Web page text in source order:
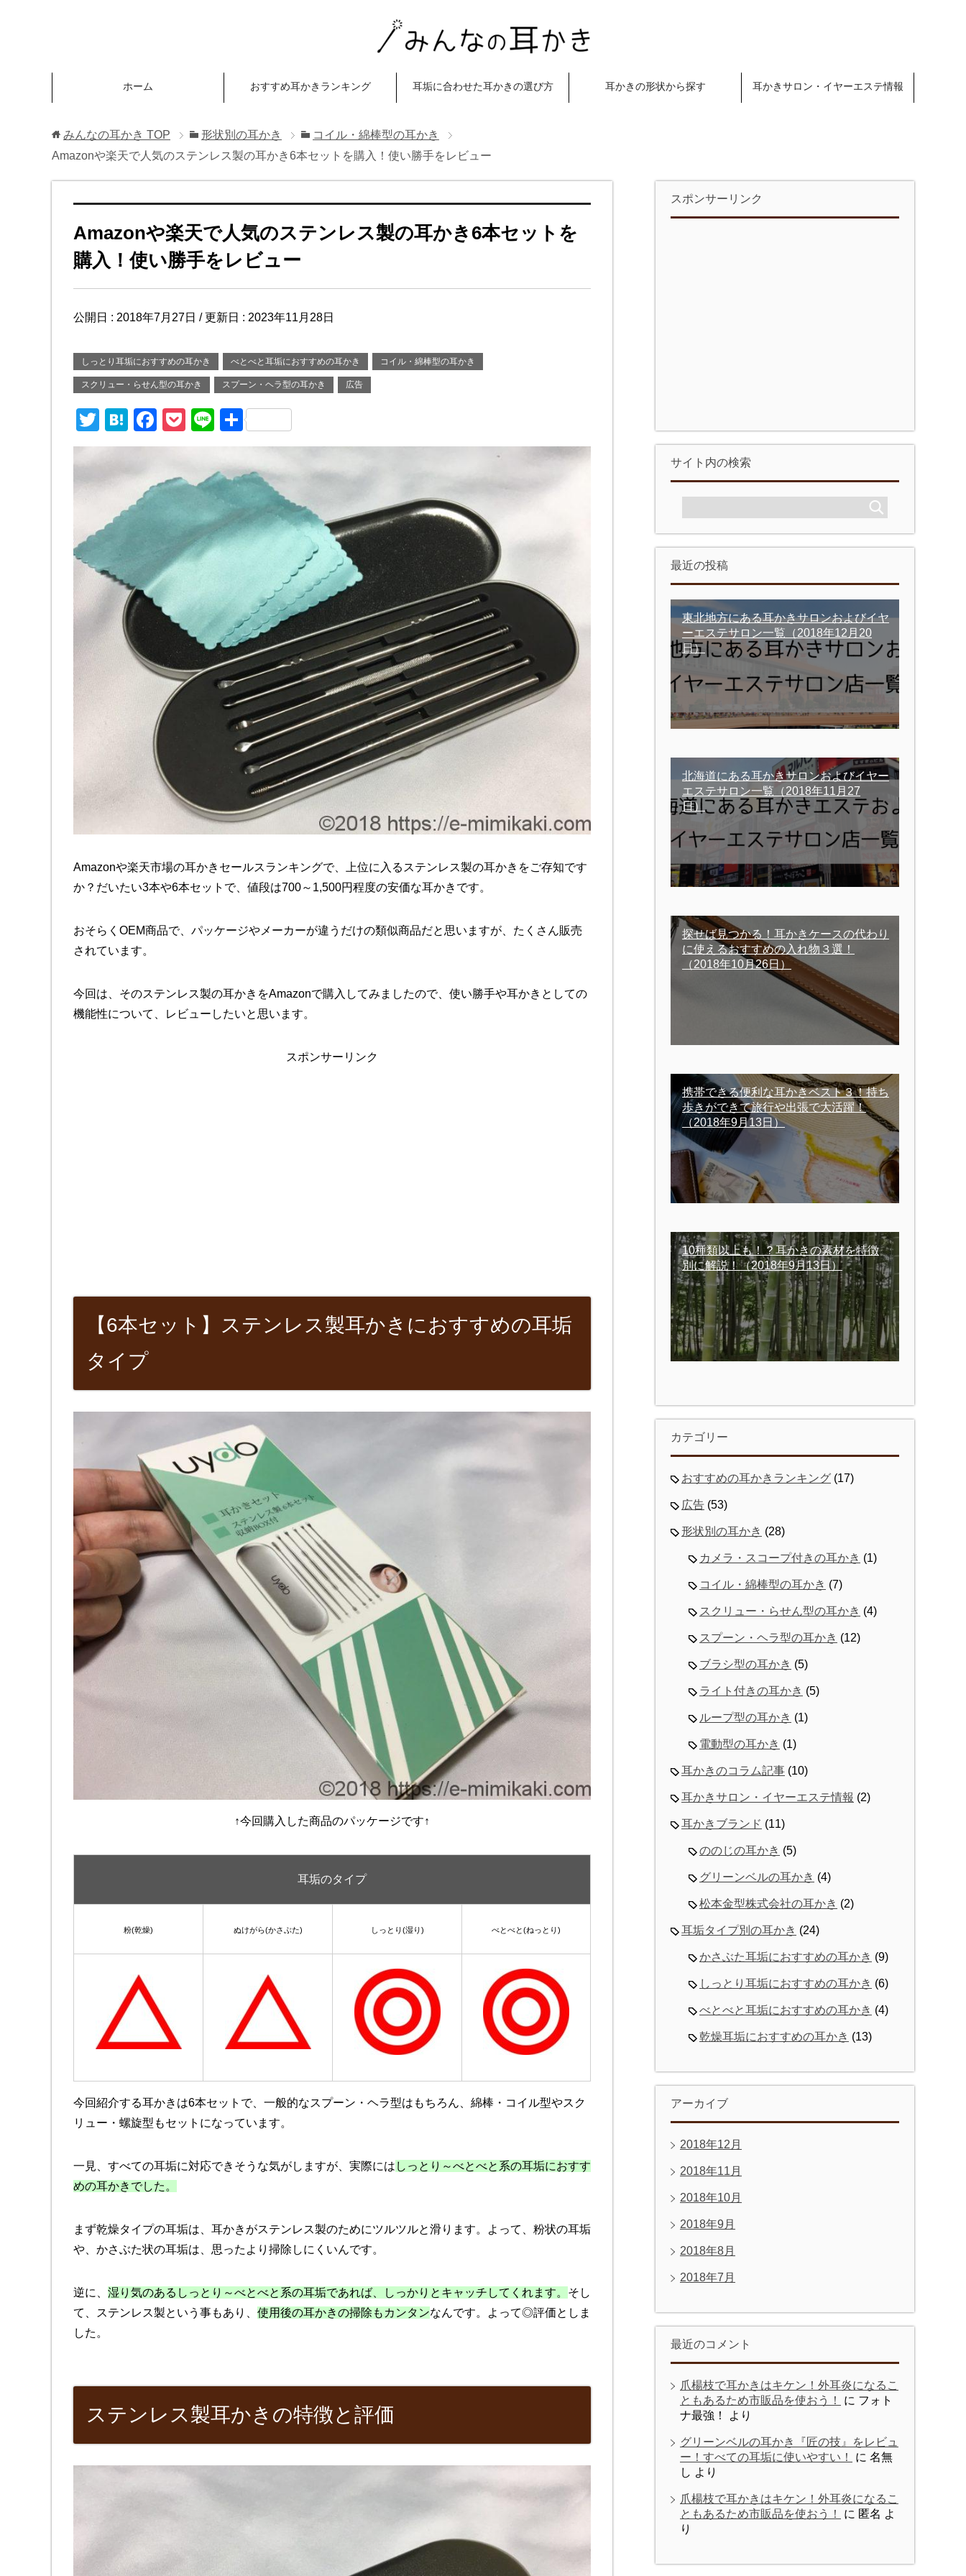
ホーム おすすめ耳かきランキング 耳垢に合わせた耳かきの選び方 耳かきの形状から探す 耳かきサロン・イヤーエステ情報
みんなの耳かき TOP 形状別の耳かき
コイル・綿棒型の耳かき
Amazonや楽天で人気のステンレス製の耳かき6本セットを購入！使い勝手をレビュー
Amazonや楽天で人気のステンレス製の耳かき6本セットを
購入！使い勝手をレビュー
公開日 : 2018年7月27日 / 更新日 : 2023年11月28日
しっとり耳垢におすすめの耳かき べとべと耳垢におすすめの耳かき コイル・綿棒型の耳かき
スクリュー・らせん型の耳かき スプーン・ヘラ型の耳かき 広告
T
wi
tt
er
H
at
a
F
a
e
o
k
P
et
Li
e
共
有
Amazonや楽天市場の耳かきセールスランキングで、上位に入るステンレス製の耳かきをご存知です
か？だいたい3本や6本セットで、値段は700～1,500円程度の安価な耳かきです。
おそらくOEM商品で、パッケージやメーカーが違うだけの類似商品だと思いますが、たくさん販売
されています。
今回は、そのステンレス製の耳かきをAmazonで購入してみましたので、使い勝手や耳かきとしての
機能性について、レビューしたいと思います。
スポンサーリンク
【6本セット】ステンレス製耳かきにおすすめの耳垢
タイプ
↑今回購入した商品のパッケージです↑
耳垢のタイプ
粉(乾燥) ぬけがら(かさぶた) しっとり(湿り) べとべと(ねっとり)
今回紹介する耳かきは6本セットで、一般的なスプーン・ヘラ型はもちろん、綿棒・コイル型やスク
リュー・螺旋型もセットになっています。
一見、すべての耳垢に対応できそうな気がしますが、実際には しっとり～べとべと系の耳垢におすす
めの耳かきでした。
まず乾燥タイプの耳垢は、耳かきがステンレス製のためにツルツルと滑ります。よって、粉状の耳垢
や、かさぶた状の耳垢は、思ったより掃除しにくいんです。
逆に、 湿り気のあるしっとり～べとべと系の耳垢であれば、しっかりとキャッチしてくれます。 そし
て、ステンレス製という事もあり、 使用後の耳かきの掃除もカンタンなんです。よって◎評価としま
した。
ステンレス製耳かきの特徴と評価
スポンサーリンク
サイト内の検索
最近の投稿
東北地方にある耳かきサロンおよびイヤ
ーエステサロン一覧 （2018年12月20
日）
北海道にある耳かきサロンおよびイヤー
エステサロン一覧 （2018年11月27
日）
探せば見つかる！耳かきケースの代わり
に使えるおすすめの入れ物３選！
（2018年10月26日）
携帯できる便利な耳かきベスト３！持ち
歩きができて旅行や出張で大活躍！
（2018年9月13日）
10種類以上も！？耳かきの素材を特徴
別に解説！（2018年9月13日）
カテゴリー
おすすめの耳かきランキング (17)
広告 (53)
形状別の耳かき (28)
カメラ・スコープ付きの耳かき (1)
コイル・綿棒型の耳かき (7)
スクリュー・らせん型の耳かき (4)
スプーン・ヘラ型の耳かき (12)
ブラシ型の耳かき (5)
ライト付きの耳かき (5)
ループ型の耳かき (1)
電動型の耳かき (1)
耳かきのコラム記事 (10)
耳かきサロン・イヤーエステ情報 (2)
耳かきブランド (11)
ののじの耳かき (5)
グリーンベルの耳かき (4)
松本金型株式会社の耳かき (2)
耳垢タイプ別の耳かき (24)
かさぶた耳垢におすすめの耳かき (9)
しっとり耳垢におすすめの耳かき (6)
べとべと耳垢におすすめの耳かき (4)
乾燥耳垢におすすめの耳かき (13)
アーカイブ
2018年12月
2018年11月
2018年10月
2018年9月
2018年8月
2018年7月
最近のコメント
爪楊枝で耳かきはキケン！外耳炎になるこ
ともあるため市販品を使おう！
に フォト
ナ最強！
より
グリーンベルの耳かき『匠の技』をレビュ
ー！すべての耳垢に使いやすい！
に 名無
し より
爪楊枝で耳かきはキケン！外耳炎になるこ
ともあるため市販品を使おう！
に 匿名 よ
り